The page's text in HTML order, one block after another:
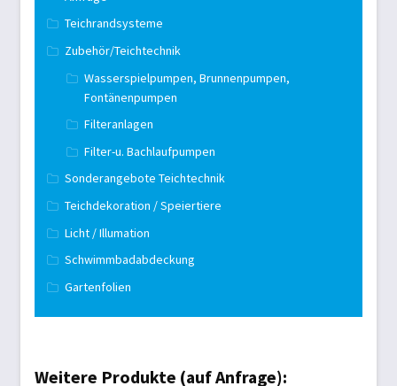
Teichrandsysteme
Zubehör/Teichtechnik
Wasserspielpumpen, Brunnenpumpen,
Fontänenpumpen
Filteranlagen
Filter-u. Bachlaufpumpen
Sonderangebote Teichtechnik
Teichdekoration / Speiertiere
Licht / Illumation
Schwimmbadabdeckung
Gartenfolien
Weitere Produkte (auf Anfrage):